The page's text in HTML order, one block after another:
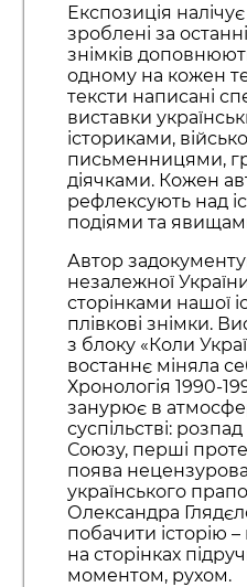
Експозиція
зроблені за
знімків
одному на кожен
тексти написані
виставки
істориками,
письменницями,
діячками. Кожен
рефлексують над
подіями та
Автор
незалежної
сторінками нашої
плівкові знімки.
з блоку «Коли
востаннє міняла
Хронологія 1990-
занурює в
суспільстві:
Союзу, перші
поява
українського
Олександра
побачити історію
на сторінках
моментом, рухом.